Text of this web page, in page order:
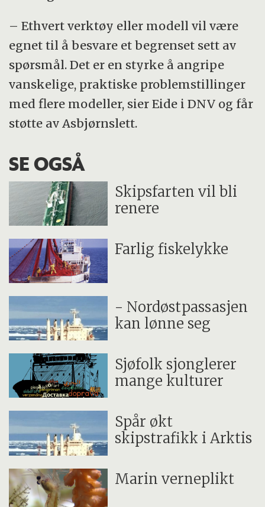
– Ethvert verktøy eller modell vil være
egnet til å besvare et begrenset sett av
spørsmål. Det er en styrke å angripe
vanskelige, praktiske problemstillinger
med flere modeller, sier Eide i DNV og får
støtte av Asbjørnslett.
SE OGSÅ
Skipsfarten vil bli
renere
Farlig fiskelykke
- Nordøstpassasjen
kan lønne seg
Sjøfolk sjonglerer
mange kulturer
Spår økt
skipstrafikk i Arktis
Marin verneplikt